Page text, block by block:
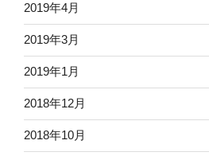
2019年4月
2019年3月
2019年1月
2018年12月
2018年10月